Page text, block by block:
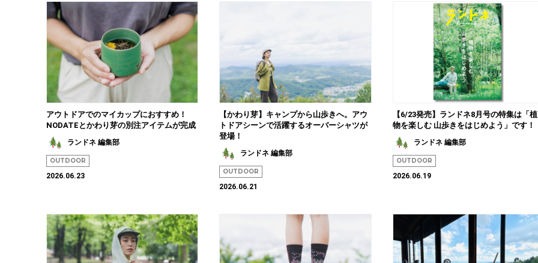
アウトドアでのマイカップにおすすめ！
NODATEとかわり芽の別注アイテムが完成
ランドネ 編集部
OUTDOOR
2026.06.23
【かわり芽】キャンプから山歩きへ。アウ
トドアシーンで活躍するオーバーシャツが
登場！
ランドネ 編集部
OUTDOOR
2026.06.21
【6/23発売】ランドネ8月号の特集は「植
物を楽しむ 山歩きをはじめよう」です！
ランドネ 編集部
OUTDOOR
2026.06.19